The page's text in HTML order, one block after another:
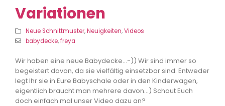
Variationen
Neue Schnittmuster,Neuigkeiten,Videos
babydecke,freya
Wir haben eine neue Babydecke…-)) Wir sind immer so
begeistert davon, da sie vielfältig einsetzbar sind. Entweder
legt Ihr sie in Eure Babyschale oder in den Kinderwagen,
eigentlich braucht man mehrere davon…) Schaut Euch
doch einfach mal unser Video dazu an?